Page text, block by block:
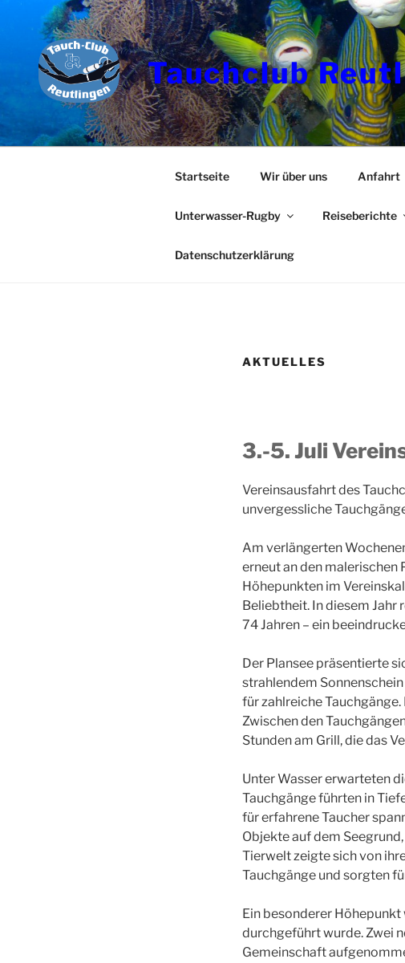
springen
Tauchclub
Startseite Wir über uns Anfahrt
Unterwasser-Rugby Reiseberichte
Datenschutzerklärung
AKTUELLES
3.-5. Juli
Vereinsausfahrt des
unvergessliche
Am verlängerten
erneut an den malerischen
Höhepunkten im
Beliebtheit. In diesem Jahr
74 Jahren – ein
Der Plansee präsentierte
strahlendem
für zahlreiche
Zwischen den
Stunden am Grill, die das
Unter Wasser erwarteten
Tauchgänge führten in
für erfahrene Taucher
Objekte auf dem
Tierwelt zeigte sich von
Tauchgänge und sorgten
Ein besonderer
durchgeführt wurde. Zwei
Gemeinschaft